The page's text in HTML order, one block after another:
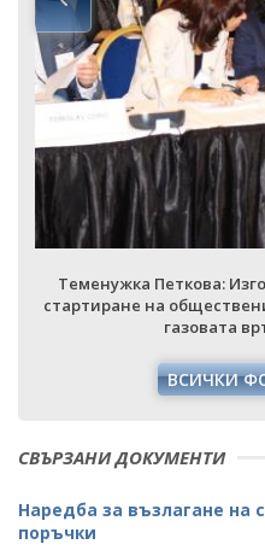
Теменужка Петкова:
стартиране на
газовата
ВСИЧКИ
СВЪРЗАНИ ДОКУМЕНТИ
Наредба за възлагане на
поръчки